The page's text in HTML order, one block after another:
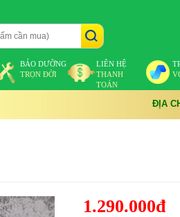
BẢO DƯỠNG
TRỌN ĐỜI
LIÊN HỆ
THANH
TOÁN
ĐỊA
1.290.000đ